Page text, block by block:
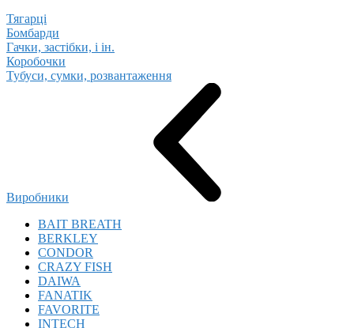
Тягарці
Бомбарди
Гачки, застібки, і ін.
Коробочки
Тубуси, сумки, розвантаження
Виробники
BAIT BREATH
BERKLEY
CONDOR
CRAZY FISH
DAIWA
FANATIK
FAVORITE
INTECH